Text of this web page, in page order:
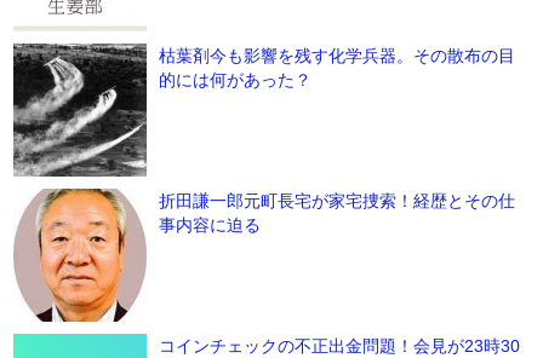
枯葉剤今も影響を残す化学兵器。その散布の目
的には何があった？
折田謙一郎元町長宅が家宅捜索！経歴とその仕
事内容に迫る
コインチェックの不正出金問題！会見が23時30